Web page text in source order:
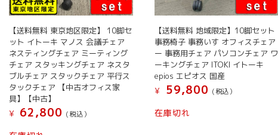
【送料無料 東京地区限定】 10脚セ
ット イトーキ マノス 会議チェア
ネスティングチェア ミーティング
チェア スタッキングチェア ネスタ
ブルチェア スタックチェア 平行ス
タックチェア 【中古オフィス家
具】【中古】
¥
62,800 (税込）
【送料無料 地域限定】10脚セット
事務椅子 事務いす オフィスチェア
ー 事務用チェア パソコンチェア ワ
ーキングチェア ITOKI イトーキ
epios エピオス 国産
¥
59,800 (税込）
在庫切れ